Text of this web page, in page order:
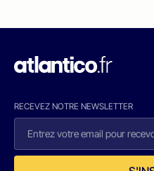
RECEVEZ NOTRE NEWSLETTER